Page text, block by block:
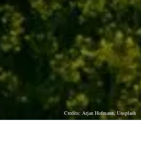
Credits: Arjan Hofmann, Unsplash